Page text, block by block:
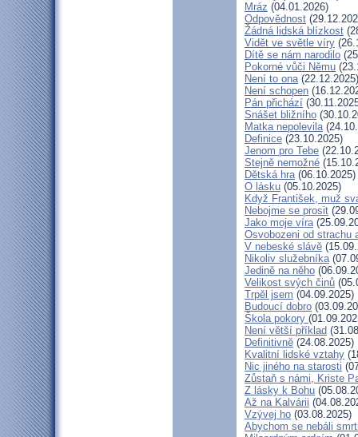
Mráz (04.01.2026)
Odpovědnost
Žádná lidská blízkost
Vidět ve světle víry
Dítě se nám narodilo
Pokorné vůči Němu
Není to ona(22.12.2025)
Není schopen
Pán přichází
Snášet bližního
Matka nepolevila
Definice (23.10.2025)
Jenom pro Tebe
Stejně nemožné
Dětská hra(06.10.2025)
O lásku (05.10.2025)
Když František, muž
Nebojme se prosit
Jako moje víra
Osvobozeni od strachu
V nebeské slávě
Nikoliv služebníka
Jedině na něho
Velikost svých činů
Trpěl jsem (04.09.2025)
Budoucí dobro
Škola pokory
Není větší příklad
Definitivně (24.08.2025)
Kvalitní lidské vztahy
Nic jiného na starosti
Zůstaň s námi, Kriste
Z lásky k Bohu
Až na Kalvárii
Vzývej ho (03.08.2025)
Abychom se nebáli